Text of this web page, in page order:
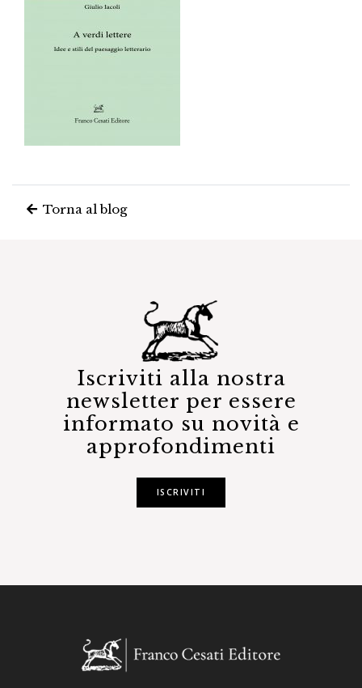
Torna al blog
Iscriviti alla nostra
newsletter per essere
informato su novità e
approfondimenti
ISCRIVITI